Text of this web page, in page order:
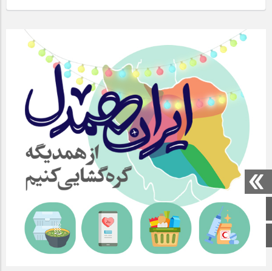
صفحه اصلی
اینستاگرام